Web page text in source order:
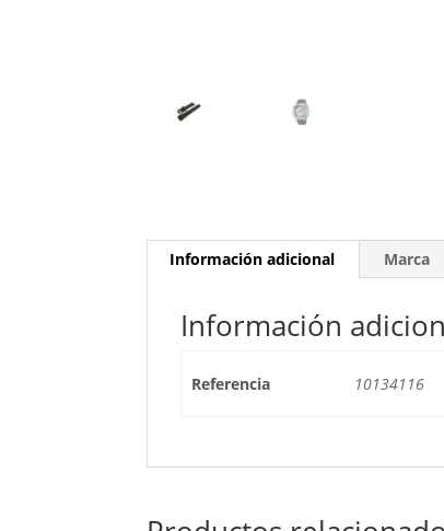
Información adicional Marca
Información
Referencia 10134116